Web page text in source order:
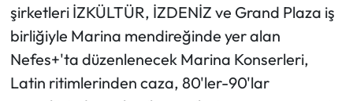
şirketleri İZKÜLTÜR, İZDENİZ ve Grand Plaza iş
birliğiyle Marina mendireğinde yer alan
Nefes+'ta düzenlenecek Marina Konserleri,
Latin ritimlerinden caza, 80'ler-90'lar